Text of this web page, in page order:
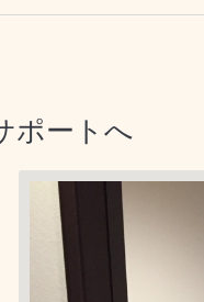
ポートへ